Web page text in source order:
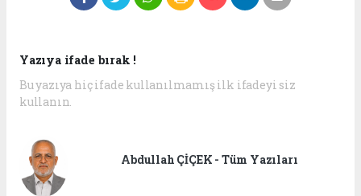
Yazıya ifade bırak !
Bu yazıya hiç ifade kullanılmamış ilk ifadeyi siz
kullanın.
Abdullah ÇİÇEK - Tüm Yazıları